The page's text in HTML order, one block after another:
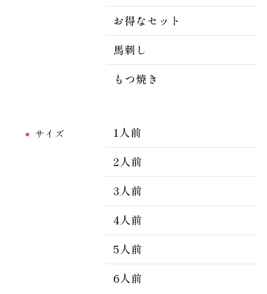
お得なセット
馬刺し
もつ焼き
サイズ
1人前
2人前
3人前
4人前
5人前
6人前